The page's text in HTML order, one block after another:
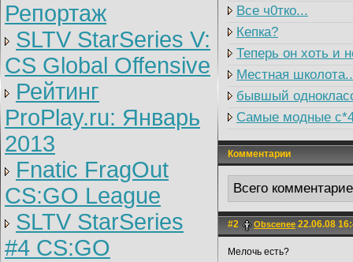
Репортаж
SLTV StarSeries V:
CS Global Offensive
Рейтинг
ProPlay.ru: Январь
2013
Fnatic FragOut
CS:GO League
SLTV StarSeries
#4 CS:GO
Все ч0тко...
Кепка?
Теперь он хоть и
Местная
бывшый
Самые модные
Комментарии
Всего
#2 Obscenee 22.06.08
Мелочь есть?